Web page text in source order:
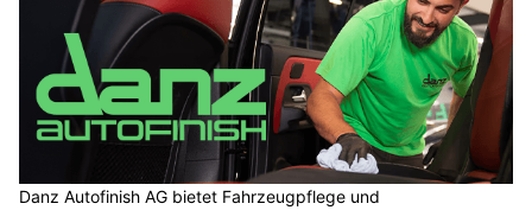
Danz Autofinish AG bietet Fahrzeugpflege und